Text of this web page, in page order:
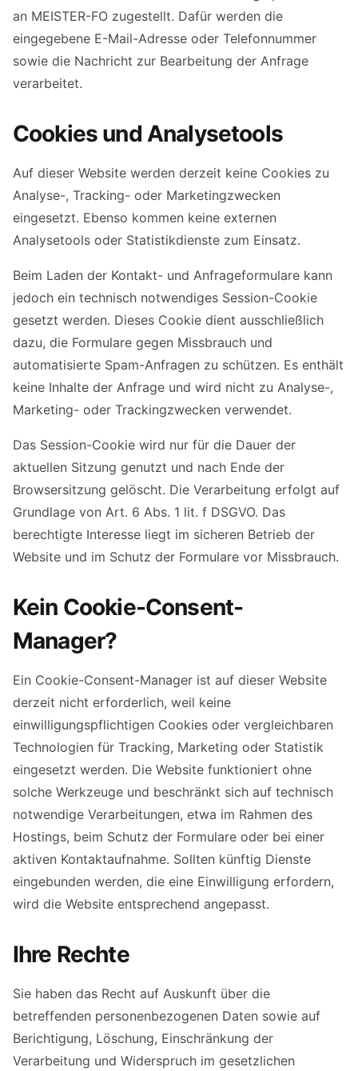
an MEISTER-FO zugestellt. Dafür werden die
eingegebene E-Mail-Adresse oder Telefonnummer
sowie die Nachricht zur Bearbeitung der Anfrage
verarbeitet.
Cookies und Analysetools
Auf dieser Website werden derzeit keine Cookies zu
Analyse-, Tracking- oder Marketingzwecken
eingesetzt. Ebenso kommen keine externen
Analysetools oder Statistikdienste zum Einsatz.
Beim Laden der Kontakt- und Anfrageformulare kann
jedoch ein technisch notwendiges Session-Cookie
gesetzt werden. Dieses Cookie dient ausschließlich
dazu, die Formulare gegen Missbrauch und
automatisierte Spam-Anfragen zu schützen. Es enthält
keine Inhalte der Anfrage und wird nicht zu Analyse-,
Marketing- oder Trackingzwecken verwendet.
Das Session-Cookie wird nur für die Dauer der
aktuellen Sitzung genutzt und nach Ende der
Browsersitzung gelöscht. Die Verarbeitung erfolgt auf
Grundlage von Art. 6 Abs. 1 lit. f DSGVO. Das
berechtigte Interesse liegt im sicheren Betrieb der
Website und im Schutz der Formulare vor Missbrauch.
Kein Cookie-Consent-
Manager?
Ein Cookie-Consent-Manager ist auf dieser Website
derzeit nicht erforderlich, weil keine
einwilligungspflichtigen Cookies oder vergleichbaren
Technologien für Tracking, Marketing oder Statistik
eingesetzt werden. Die Website funktioniert ohne
solche Werkzeuge und beschränkt sich auf technisch
notwendige Verarbeitungen, etwa im Rahmen des
Hostings, beim Schutz der Formulare oder bei einer
aktiven Kontaktaufnahme. Sollten künftig Dienste
eingebunden werden, die eine Einwilligung erfordern,
wird die Website entsprechend angepasst.
Ihre Rechte
Sie haben das Recht auf Auskunft über die
betreffenden personenbezogenen Daten sowie auf
Berichtigung, Löschung, Einschränkung der
Verarbeitung und Widerspruch im gesetzlichen